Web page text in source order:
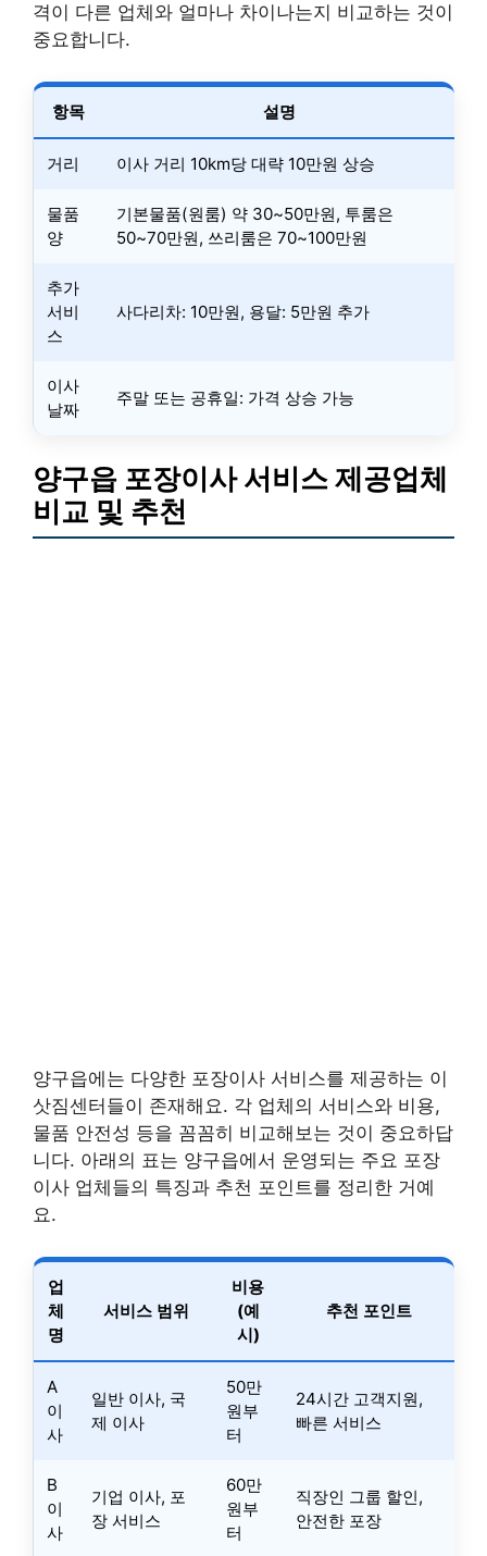
격이 다른 업체와 얼마나 차이나는지 비교하는 것이
중요합니다.
항목 설명
거리 이사 거리 10km당 대략 10만원 상승
물품
양
기본물품(원룸) 약 30~50만원, 투룸은
50~70만원, 쓰리룸은 70~100만원
추가
서비
스
사다리차: 10만원, 용달: 5만원 추가
이사
날짜
주말 또는 공휴일: 가격 상승 가능
양구읍 포장이사 서비스 제공업체
비교 및 추천
양구읍에는 다양한 포장이사 서비스를 제공하는 이
삿짐센터들이 존재해요. 각 업체의 서비스와 비용,
물품 안전성 등을 꼼꼼히 비교해보는 것이 중요하답
니다. 아래의 표는 양구읍에서 운영되는 주요 포장
이사 업체들의 특징과 추천 포인트를 정리한 거예
요.
업
체
명
서비스 범위
비용
(예
시)
추천 포인트
A
이
사
일반 이사, 국
제 이사
50만
원부
터
24시간 고객지원,
빠른 서비스
B
이
사
기업 이사, 포
장 서비스
60만
원부
터
직장인 그룹 할인,
안전한 포장